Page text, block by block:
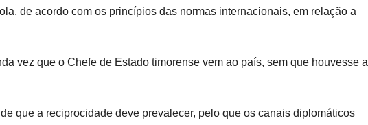
de acordo com os princípios das normas internacionais, em relação a
vez que o Chefe de Estado timorense vem ao país, sem que houvesse a
que a reciprocidade deve prevalecer, pelo que os canais diplomáticos